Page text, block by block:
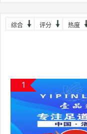
综合 评分 热度
1